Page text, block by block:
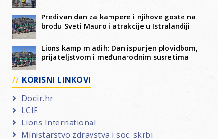
Predivan dan za kampere i njihove goste na
brodu Sveti Mauro i atrakcije u Istralandiji
Lions kamp mladih: Dan ispunjen plovidbom,
prijateljstvom i međunarodnim susretima
KORISNI LINKOVI
Dodir.hr
LCIF
Lions International
Ministarstvo zdravstva i soc. skrbi